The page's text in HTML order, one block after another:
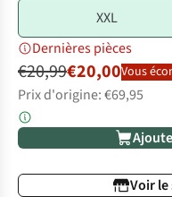
XXL
Dernières pièces
€20,99€20,00Vous
Prix d'origine: €69,95
Voir le